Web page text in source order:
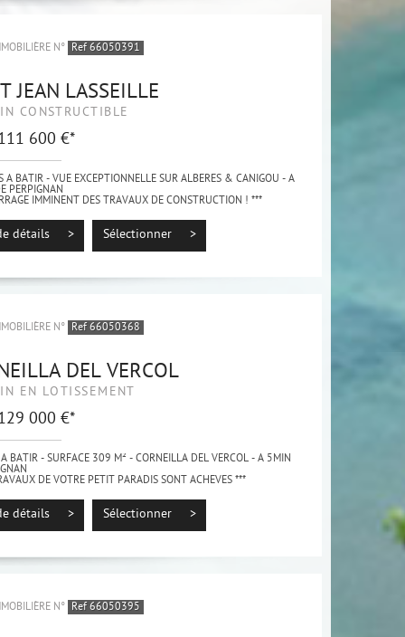
N° Ref 66050391
JEAN LASSEILLE
CONSTRUCTIBLE
600 €*
A BATIR - VUE EXCEPTIONNELLE SUR ALBERES & CANIGOU - A
PERPIGNAN
IMMINENT DES TRAVAUX DE CONSTRUCTION ! ***
la charmante commune de Saint-Jean-Lasseille, terrains à
une...
détails > Sélectionner >
N° Ref 66050368
DEL VERCOL
EN LOTISSEMENT
000 €*
BATIR - SURFACE 309 M² - CORNEILLA DEL VERCOL - A 5MIN
DE VOTRE PETIT PARADIS SONT ACHEVES ***
situé sur la commune de CORNEILLA DEL VERCOL, au milieu
détails > Sélectionner >
N° Ref 66050395